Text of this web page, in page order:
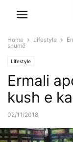
Home Lifestyle
shumë
Lifestyle
Ermali
kush e
02/11/2018